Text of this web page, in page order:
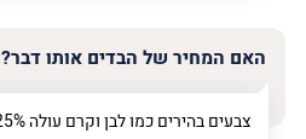
האם המחיר של הבדים אותו דבר?
צבעים בהירים כמו לבן וקרם עולה 25% יותר מדגמים אחרים